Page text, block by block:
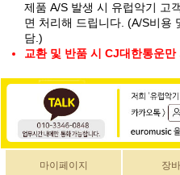
제품 A/S 발생 시 유럽악기 고
면 처리해 드립니다. (A/S비용
담.)
교환 및 반품 시 CJ대한통운만
마이페이지 장